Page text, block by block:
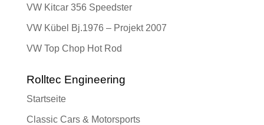
VW Kitcar 356 Speedster
VW Kübel Bj.1976 – Projekt 2007
VW Top Chop Hot Rod
Rolltec Engineering
Startseite
Classic Cars & Motorsports